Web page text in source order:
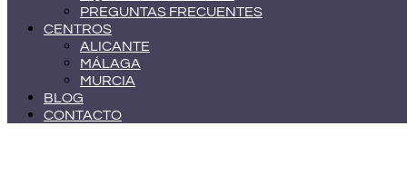
PREGUNTAS FRECUENTES
CENTROS
ALICANTE
MÁLAGA
MURCIA
BLOG
CONTACTO